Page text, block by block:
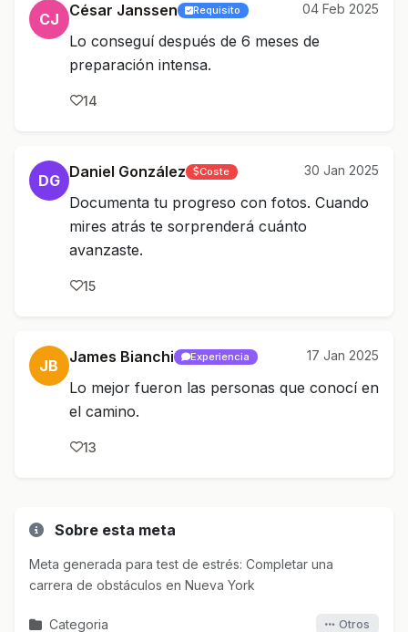
CJ César Janssen Requisito 04 Feb 2025
Lo conseguí después de 6 meses de
preparación intensa.
14
DG Daniel González Coste 30 Jan 2025
Documenta tu progreso con fotos. Cuando
mires atrás te sorprenderá cuánto
avanzaste.
15
JB James Bianchi Experiencia 17 Jan 2025
Lo mejor fueron las personas que conocí en
el camino.
13
Sobre esta meta
Meta generada para test de estrés: Completar una
carrera de obstáculos en Nueva York
Categoria Otros